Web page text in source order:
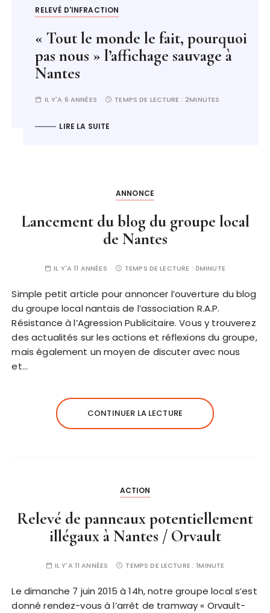
RELEVÉ D'INFRACTION
« Tout le monde le fait, pourquoi
pas nous » l’affichage sauvage à
Nantes
IL Y'A 6 ANNÉES TEMPS DE LECTURE :2MINUTES
LIRE LA SUITE
ANNONCE
Lancement du blog du groupe local
de Nantes
IL Y'A 11 ANNÉES TEMPS DE LECTURE : 0MINUTE
Simple petit article pour annoncer l’ouverture du blog
du groupe local nantais de l’association R.A.P.
Résistance à l’Agression Publicitaire. Vous y trouverez
des actualités sur les actions et réflexions du groupe,
mais également un moyen de discuter avec nous
et…
CONTINUER LA LECTURE
ACTION
Relevé de panneaux potentiellement
illégaux à Nantes / Orvault
IL Y'A 11 ANNÉES TEMPS DE LECTURE :1MINUTE
Le dimanche 7 juin 2015 à 14h, notre groupe local s’est
donné rendez-vous à l’arrêt de tramway « Orvault-